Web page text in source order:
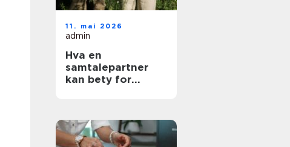
11. mai 2026
admin
Hva en
samtalepartner
kan bety for